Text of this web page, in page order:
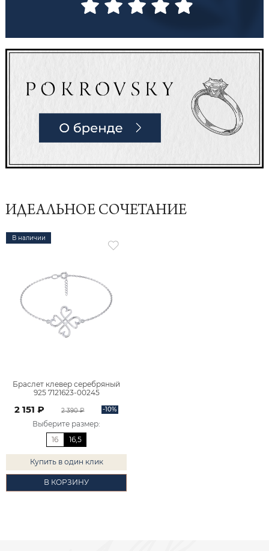
ИДЕАЛЬНОЕ СОЧЕТАНИЕ
В наличии
Браслет клевер серебряный
925 7121623-00245
2 151 ₽ 2 390 ₽ -10%
Выберите размер:
16
16,5
Купить в один клик
В КОРЗИНУ